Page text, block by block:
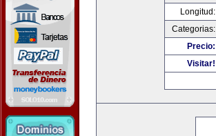
Longitud:
Categorias:
Precio:
Visitar!